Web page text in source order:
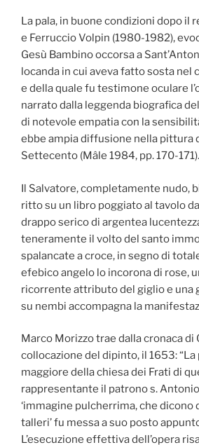
La pala, in buone condizioni dopo il
e Ferruccio Volpin (1980-1982),
Gesù Bambino occorsa a
locanda in cui aveva fatto sosta nel
e della quale fu testimone oculare
narrato dalla leggenda biografica
di notevole empatia con la
ebbe ampia diffusione nella pittura
Settecento (Mâle 1984, pp. 170-171).
Il Salvatore, completamente nudo,
ritto su un libro poggiato al tavolo
drappo serico di argentea
teneramente il volto del santo
spalancate a croce, in segno di
efebico angelo lo incorona di rose,
ricorrente attributo del giglio e una
su nembi accompagna la
Marco Morizzo trae dalla cronaca di
collocazione del dipinto, il 1653: “La
maggiore della chiesa dei Frati di
rappresentante il patrono s.
‘immagine pulcherrima, che dicono
talleri’ fu messa a suo posto
L’esecuzione effettiva dell’opera